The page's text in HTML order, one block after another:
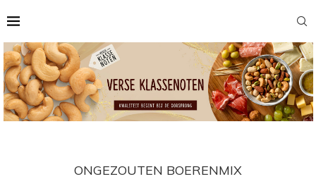
ONGEZOUTEN BOERENMIX